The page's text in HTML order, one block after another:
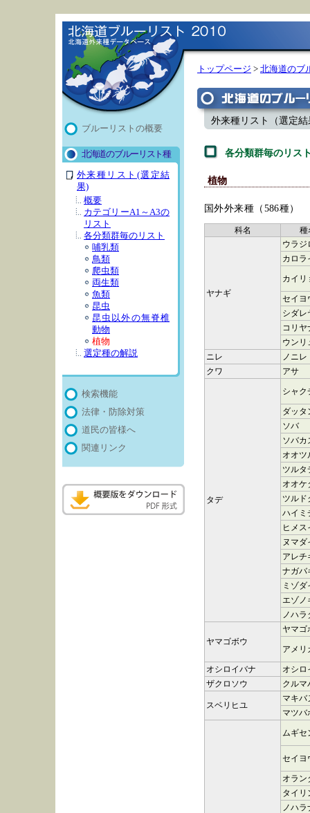
ブルーリストの概要
北海道のブルーリスト種
外来種リスト(選定結
果)
概要
カテゴリーA1～A3の
リスト
各分類群毎のリスト
哺乳類
鳥類
爬虫類
両生類
魚類
昆虫
昆虫以外の無脊椎
動物
植物
選定種の解説
検索機能
法律・防除対策
道民の皆様へ
関連リンク
トップページ > 北海道のブ
外来種リスト（選定結
各分類群毎のリス
植物
国外外来種（586種）
科名 種
ヤナギ
ウラジ
カロラ
カイリ
セイヨ
シダレ
コリヤ
ウンリ
ニレ
ノニレ
クワ
アサ
タデ
シャク
ダッタ
ソバ
ソバカ
オオツ
ツルタ
オオケ
ツルド
ハイミ
ヒメス
ヌマダ
アレチ
ナガバ
ミゾ
エゾノ
ノハラ
ヤマゴボウ
ヤマゴ
アメリ
オシロイバナ
オシロ
ザクロソウ
クルマ
スベリヒユ
マキバ
マツバ
ムギセ
セイヨ
オラン
タイリ
ノハラ